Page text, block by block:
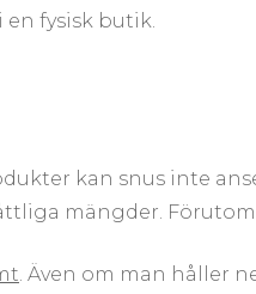
fysisk butik.
kan snus inte
mängder.
. Även om man håller